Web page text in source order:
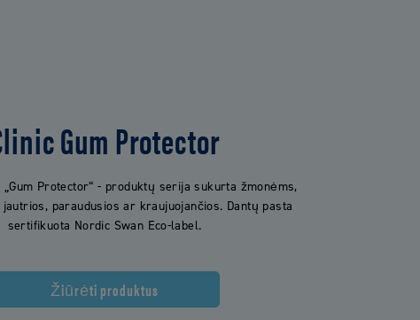
Gum Protector
Protector“ - produktų serija sukurta žmonėms,
paraudusios ar kraujuojančios. Dantų pasta
sertifikuota Nordic Swan Eco-label.
Žiūrėti produktus